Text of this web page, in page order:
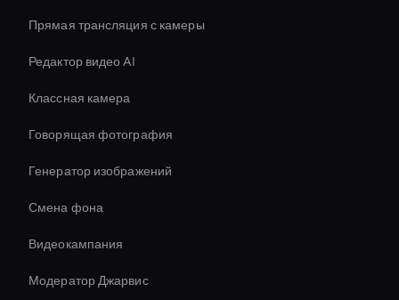
Прямая трансляция с камеры
Редактор видео AI
Классная камера
Говорящая фотография
Генератор изображений
Смена фона
Видеокампания
Модератор Джарвис